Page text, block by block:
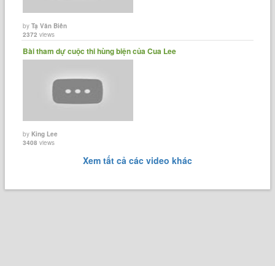
byTạ Văn Biên
2372 views
Bài tham dự cuộc thi hùng biện của Cua Lee
byKing Lee
3408 views
Xem tất cả các video khác